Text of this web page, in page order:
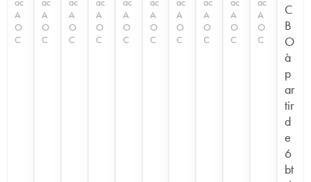
A
O
C
A
O
C
A
O
C
A
O
C
A
O
C
A
O
C
A
O
C
A
O
C
A
O
C
A
O
C
C
B
O
à
p
ar
tir
d
e
6
bt